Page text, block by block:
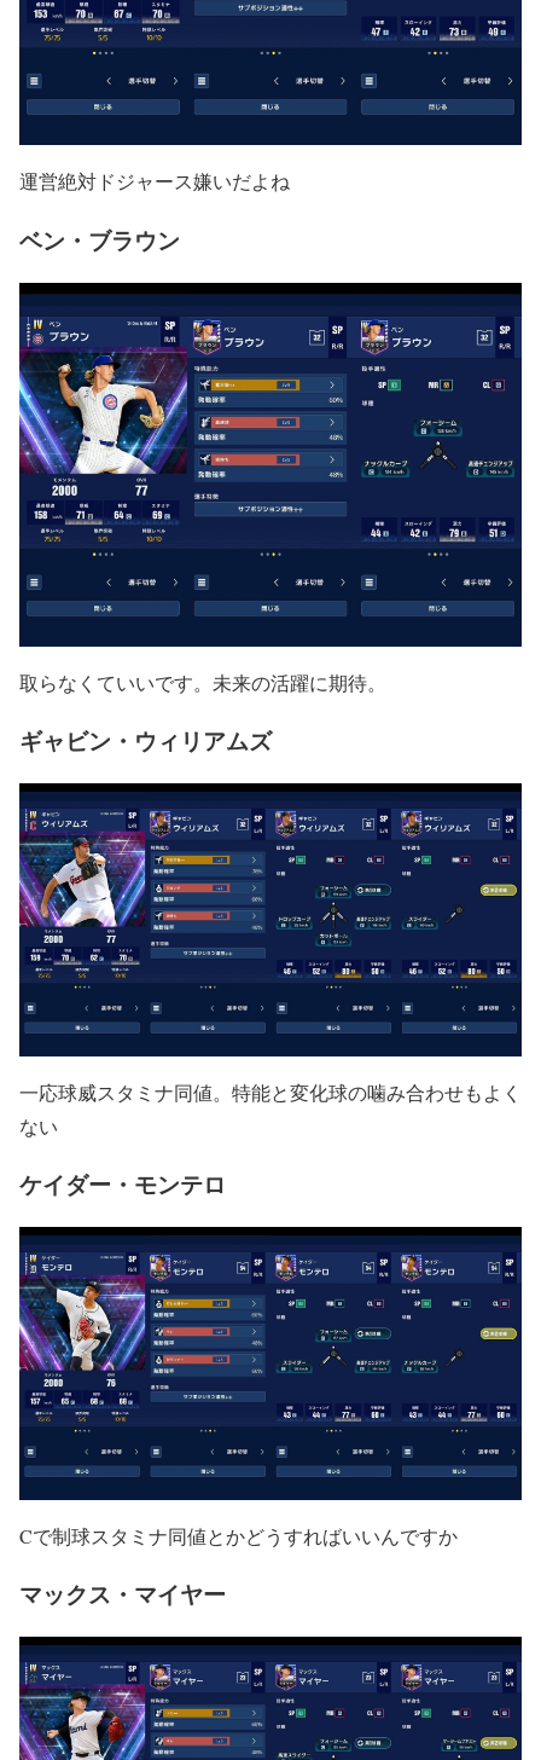
運営絶対ドジャース嫌いだよね
ベン・ブラウン
取らなくていいです。未来の活躍に期待。
ギャビン・ウィリアムズ
一応球威スタミナ同値。特能と変化球の噛み合わせもよく
ない
ケイダー・モンテロ
Cで制球スタミナ同値とかどうすればいいんですか
マックス・マイヤー